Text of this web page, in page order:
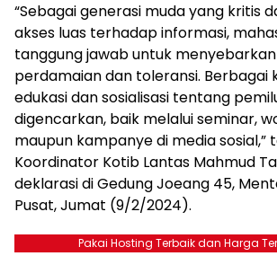
“Sebagai generasi muda yang kritis
akses luas terhadap informasi,
tanggung jawab untuk
perdamaian dan toleransi. Berbagai
edukasi dan sosialisasi tentang
digencarkan, baik melalui seminar,
maupun kampanye di media sosial,”
Koordinator Kotib Lantas Mahmud
deklarasi di Gedung Joeang 45,
Pusat, Jumat (9/2/2024).
Pakai Hosting Terbaik dan Harga